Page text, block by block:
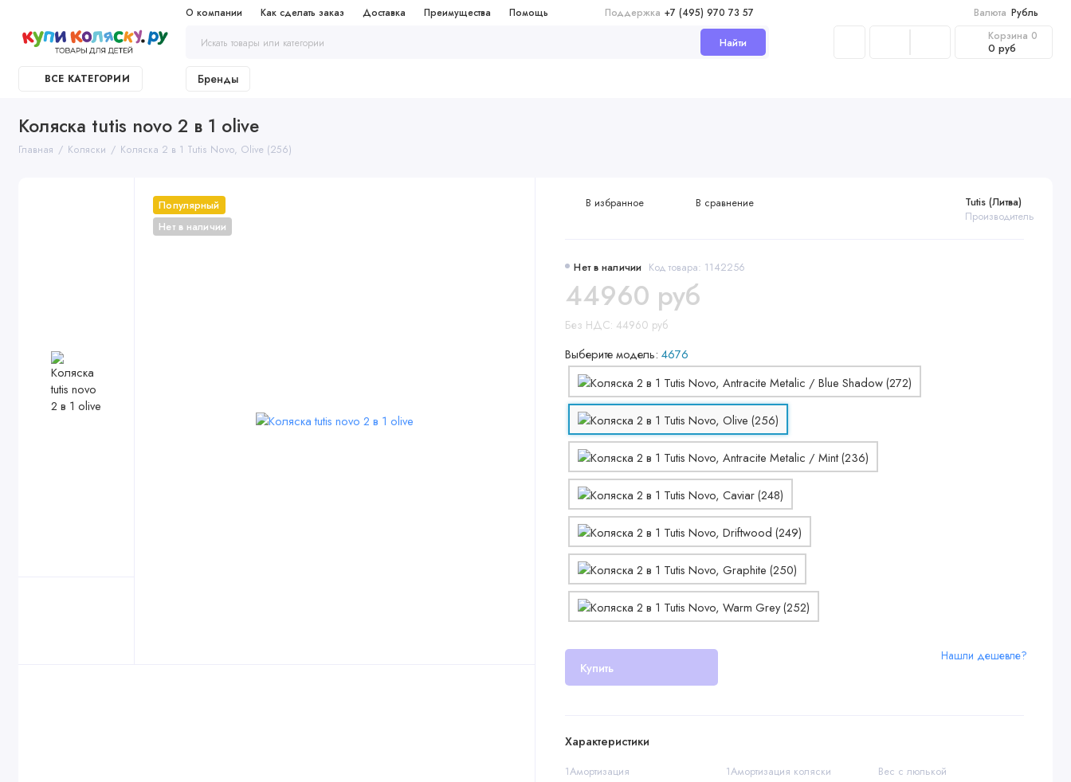
О компании Как сделать заказ Доставка Преимущества Помощь Поддержка +7 (495) 970 73 57 Валюта Рубль
Найти Корзина 0
0 руб
ВСЕ КАТЕГОРИИ Бренды
Коляска tutis novo 2 в 1 olive
Главная Коляски Коляска 2 в 1 Tutis Novo, Olive (256)
Популярный
Нет в наличии
Нет в наличии Код товара: 1142256
Tutis (Литва)
Производитель
44960 руб
Без НДС: 44960 руб
Выберите модель: 4676
Купить
Нашли дешевле?
В избранное В сравнение
Характеристики
1Амортизация 1Амортизация коляски Вес с люлькой